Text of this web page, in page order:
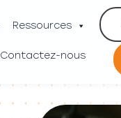
Ressources
Contactez-nous